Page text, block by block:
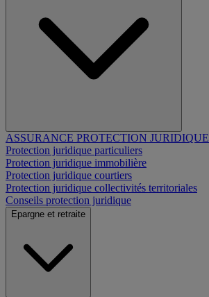
ASSURANCE PROTECTION JURIDIQUE
Protection juridique particuliers
Protection juridique immobilière
Protection juridique courtiers
Protection juridique collectivités territoriales
Conseils protection juridique
Epargne et retraite